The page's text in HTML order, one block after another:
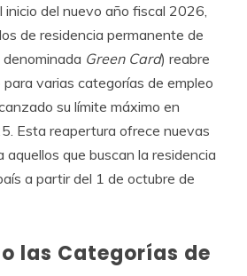
inicio del nuevo año fiscal 2026,
de residencia permanente de
Green Card) reabre
varias categorías de empleo
su límite máximo en
Esta reapertura ofrece nuevas
que buscan la residencia
a partir del 1 de octubre de
las Categorías de